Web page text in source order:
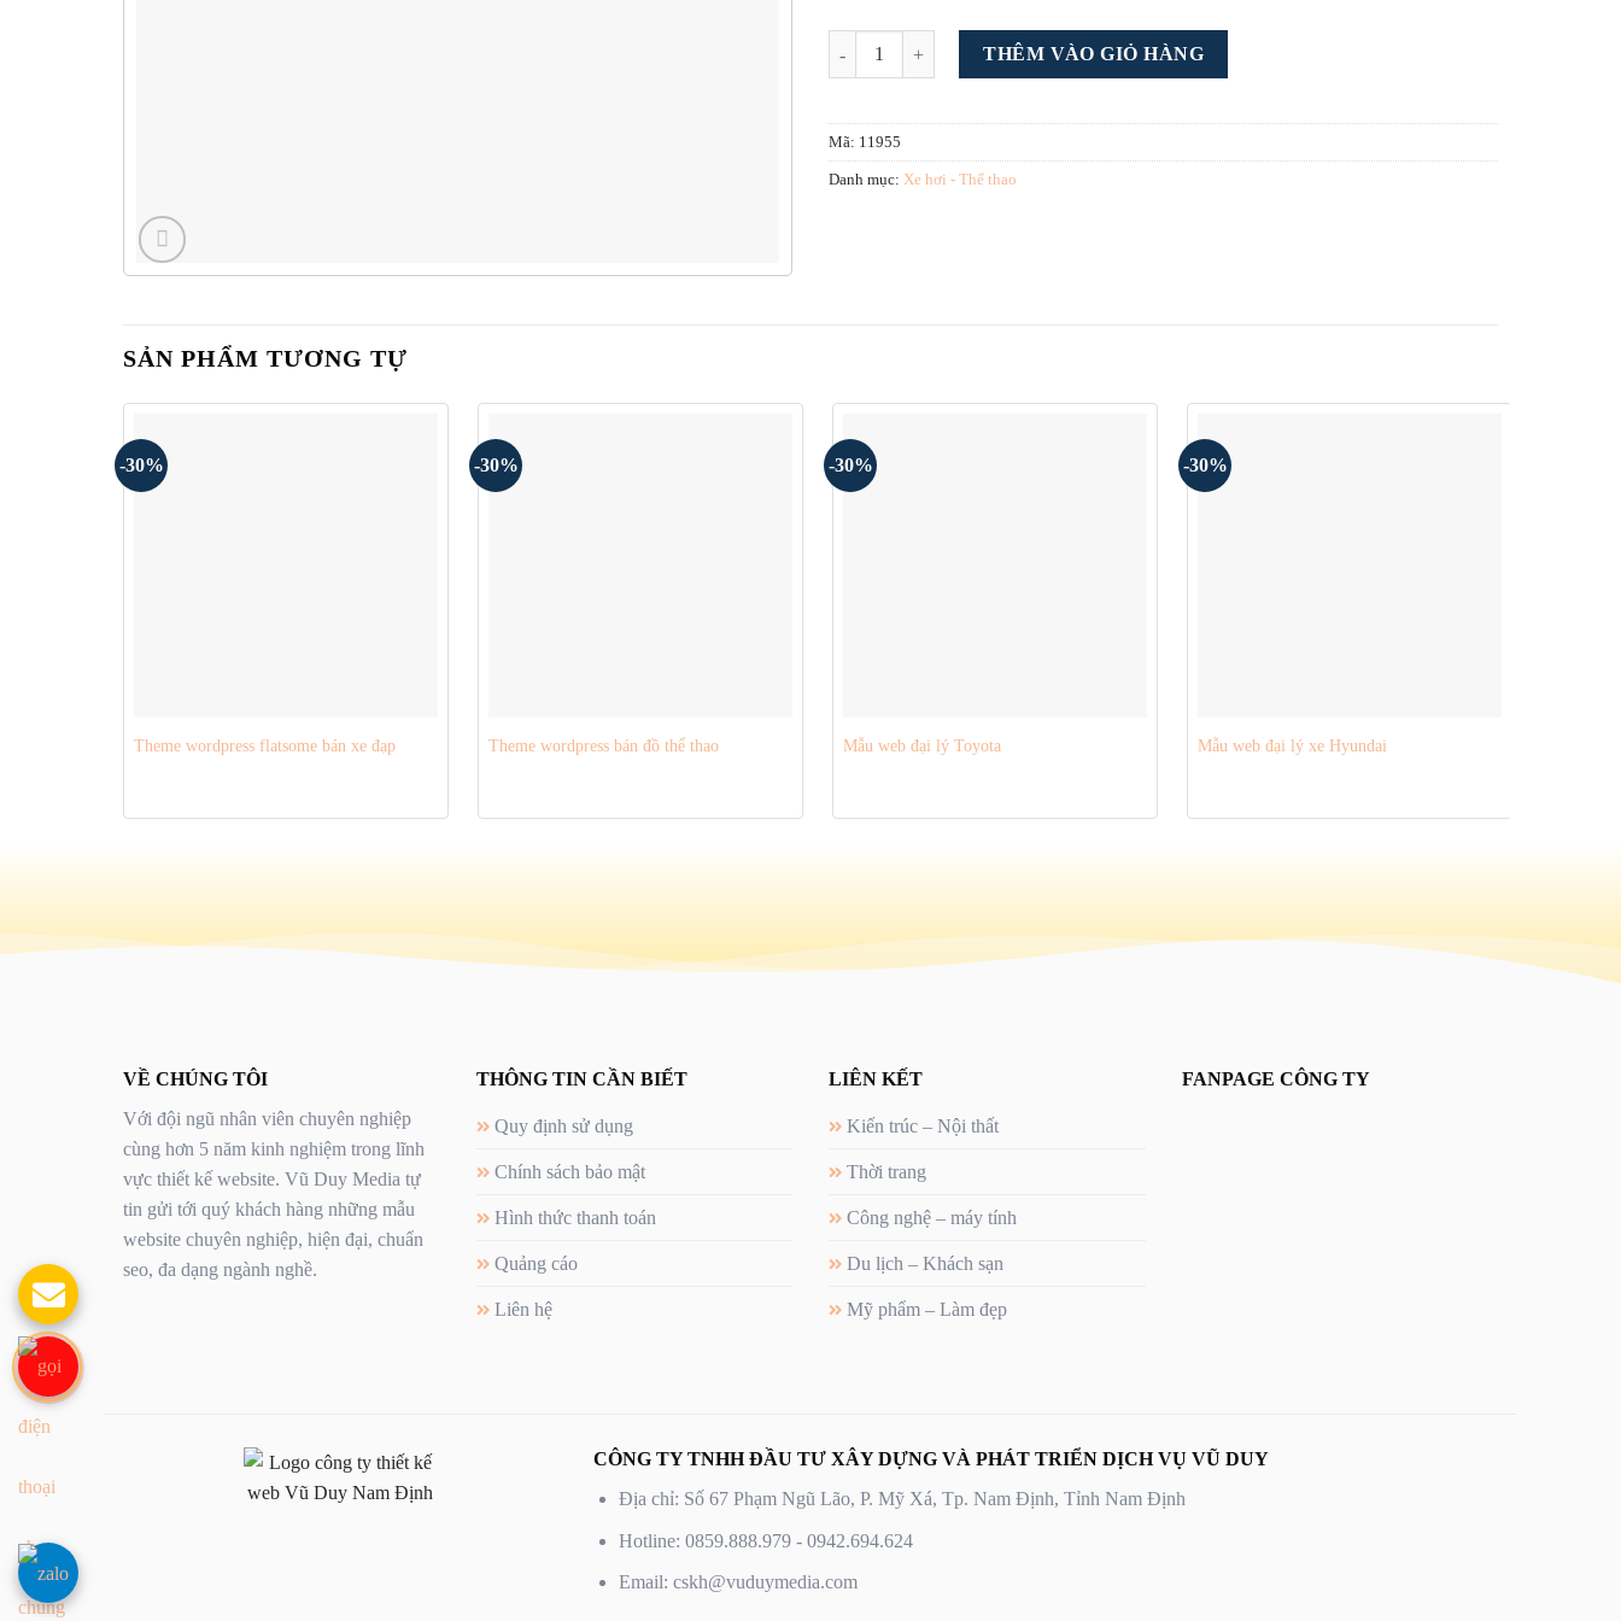
Theme wordpress bán xe số lượng
THÊM VÀO GIỎ HÀNG
Mã: 11955
Danh mục: Xe hơi - Thể thao
SẢN PHẨM TƯƠNG TỰ
-30%
Theme wordpress flatsome bán xe đạp
-30%
Theme wordpress bán đồ thể thao
-30%
Mẫu web đại lý Toyota
-30%
Mẫu web đại lý xe Hyundai
VỀ CHÚNG TÔI
Với đội ngũ nhân viên chuyên nghiệp
cùng hơn 5 năm kinh nghiệm trong lĩnh
vực thiết kế website. Vũ Duy Media tự
tin gửi tới quý khách hàng những mẫu
website chuyên nghiệp, hiện đại, chuẩn
seo, đa dạng ngành nghề.
THÔNG TIN CẦN BIẾT
Quy định sử dụng
Chính sách bảo mật
Hình thức thanh toán
Quảng cáo
Liên hệ
LIÊN KẾT
Kiến trúc – Nội thất
Thời trang
Công nghệ – máy tính
Du lịch – Khách sạn
Mỹ phẩm – Làm đẹp
FANPAGE CÔNG TY
CÔNG TY TNHH ĐẦU TƯ XÂY DỰNG VÀ PHÁT TRIỂN DỊCH VỤ VŨ DUY
Địa chỉ: Số 67 Phạm Ngũ Lão, P. Mỹ Xá, Tp. Nam Định, Tỉnh Nam Định
Hotline: 0859.888.979 - 0942.694.624
Email: cskh@vuduymedia.com